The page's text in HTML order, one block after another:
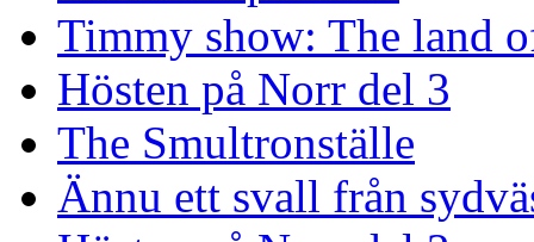
Timmy show: The land
Hösten på Norr del 3
The Smultronställe
Ännu ett svall från